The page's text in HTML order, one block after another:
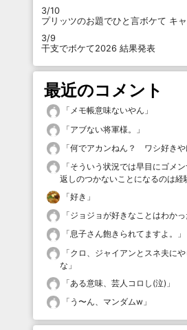
3/10
プリッツのお題でひと言ボケて キ
3/9
干支でボケて2026 結果発表
最近のコメント
「 メモ帳意味ないやん 」
「アブない将軍様。
」
「何でアカンねん？ ワシ好きや
「そういう状況では早目にゴメ
返しのつかないことになるのは経
「好き 」
「ジョジョが好きなことはわかっ
「息子さん飽きられてますよ。
」
「クロ、ジャイアンとスネ夫に
な 」
「ある意味、芸人コロし(泣) 」
「 う〜ん、マンダムw 」